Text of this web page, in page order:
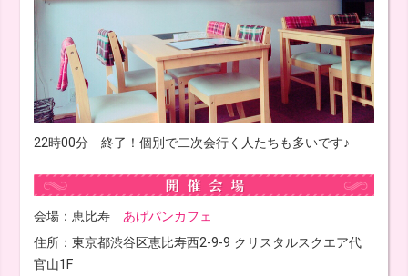
22時00分 終了！個別で二次会行く人たちも多いです♪
会場：恵比寿 あげパンカフェ
住所：東京都渋谷区恵比寿西2-9-9 クリスタルスクエア代
官山1F